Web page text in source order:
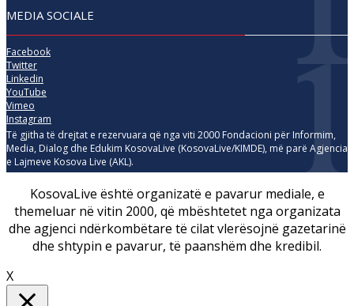
MEDIA SOCIALE
Facebook
Twitter
Linkedin
YouTube
Vimeo
Instagram
Të gjitha të drejtat e rezervuara që nga viti 2000 Fondacioni për Informim,
Media, Dialog dhe Edukim KosovaLive (KosovaLive/KIMDE), më parë Agjencia
e Lajmeve Kosova Live (AKL).
KosovaLive është organizatë e pavarur mediale, e
themeluar në vitin 2000, që mbështetet nga organizata
dhe agjenci ndërkombëtare të cilat vlerësojnë gazetarinë
dhe shtypin e pavarur, të paanshëm dhe kredibil.
X